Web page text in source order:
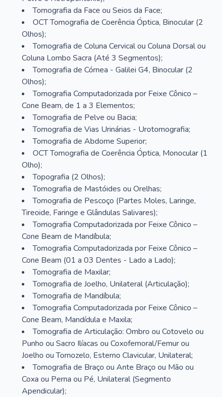
Tomografia da Face ou Seios da Face;
OCT Tomografia de Coerência Óptica, Binocular (2
Olhos);
Tomografia de Coluna Cervical ou Coluna Dorsal ou
Coluna Lombo Sacra (Até 3 Segmentos);
Tomografia de Córnea - Galilei G4, Binocular (2
Olhos);
Tomografia Computadorizada por Feixe Cônico –
Cone Beam, de 1 a 3 Elementos;
Tomografia de Pelve ou Bacia;
Tomografia de Vias Urinárias - Urotomografia;
Tomografia de Abdome Superior;
OCT Tomografia de Coerência Óptica, Monocular (1
Olho);
Topografia (2 Olhos);
Tomografia de Mastóides ou Orelhas;
Tomografia de Pescoço (Partes Moles, Laringe,
Tireoide, Faringe e Glândulas Salivares);
Tomografia Computadorizada por Feixe Cônico –
Cone Beam de Mandíbula;
Tomografia Computadorizada por Feixe Cônico –
Cone Beam (01 a 03 Dentes - Lado a Lado);
Tomografia de Maxilar;
Tomografia de Joelho, Unilateral (Articulação);
Tomografia de Mandíbula;
Tomografia Computadorizada por Feixe Cônico –
Cone Beam, Mandídula e Maxila;
Tomografia de Articulação: Ombro ou Cotovelo ou
Punho ou Sacro Ilíacas ou Coxofemoral/Femur ou
Joelho ou Tornozelo, Esterno Clavicular, Unilateral;
Tomografia de Braço ou Ante Braço ou Mão ou
Coxa ou Perna ou Pé, Unilateral (Segmento
Apendicular);